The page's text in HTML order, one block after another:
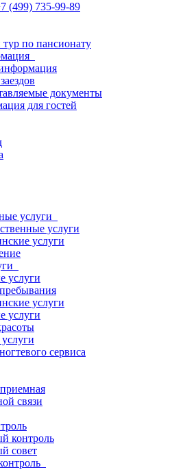
(499) 735-99-89
по пансионату
документы
для гостей
услуги
услуги
услуги
услуги
услуги
услуги
сервиса
связи
контроль
совет